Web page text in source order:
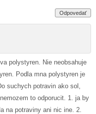
Odpovedať
polystyren. Nie neobsahuje
Podla mna polystyren je
suchych potravin ako sol,
to odporucit. 1. ja by
na potraviny ani nic ine. 2.